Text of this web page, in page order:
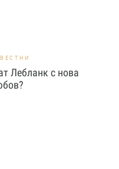
Лебланк с нова